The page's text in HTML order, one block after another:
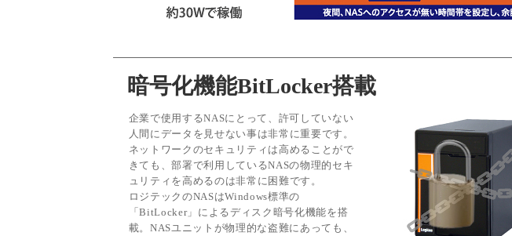
暗号化機能BitLocker搭載
企業で使用するNASにとって、許可していない
人間にデータを見せない事は非常に重要です。
ネットワークのセキュリティは高めることがで
きても、部署で利用しているNASの物理的セキ
ュリティを高めるのは非常に困難です。
ロジテックのNASはWindows標準の
「BitLocker」によるディスク暗号化機能を搭
載。NASユニットが物理的な盗難にあっても、